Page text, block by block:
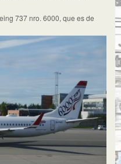
737 nro. 6000, que es de